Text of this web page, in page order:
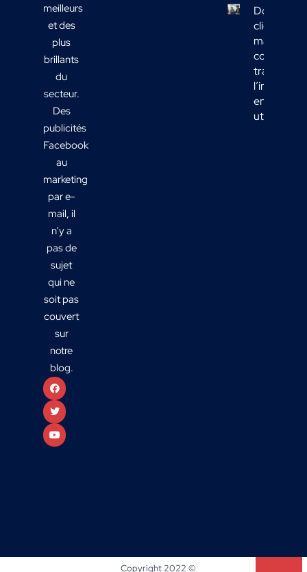
meilleurs
et des
plus
brillants
du
secteur.
Des
publicités
Facebook
au
marketing
par e-
mail, il
n’y a
pas de
sujet
qui ne
soit pas
couvert
sur
notre
blog.
Données
clients
marketing :
comment
en actions
utiles ?
Copyright 2022 ©